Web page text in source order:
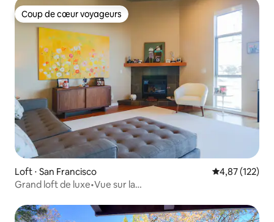
Coup de cœur voyageurs
Coup de cœur voyageurs
Loft ⋅ San Francisco Évaluation
4,87 (122)
Grand loft de luxe•Vue sur la